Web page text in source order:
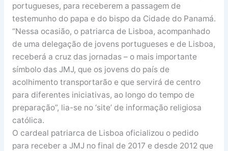
portugueses, para receberem a passagem de
testemunho do papa e do bispo da Cidade do Panamá.
“Nessa ocasião, o patriarca de Lisboa, acompanhado
de uma delegação de jovens portugueses e de Lisboa,
receberá a cruz das jornadas – o mais importante
símbolo das JMJ, que os jovens do país de
acolhimento transportarão e que servirá de centro
para diferentes iniciativas, ao longo do tempo de
preparação”, lia-se no ‘site’ de informação religiosa
católica.
O cardeal patriarca de Lisboa oficializou o pedido
para receber a JMJ no final de 2017 e desde 2012 que